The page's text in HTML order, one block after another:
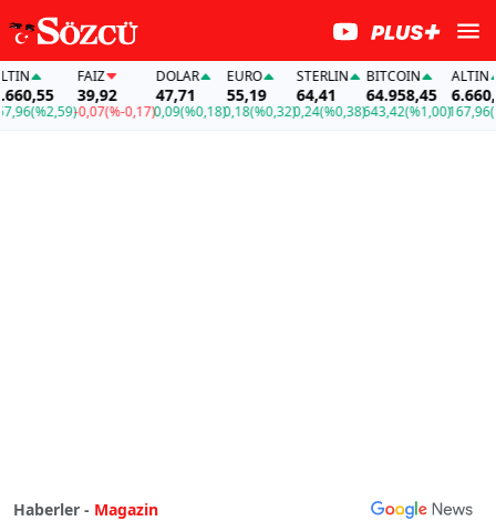
(%2,59)
FAİZ
39,92
-0,07(%-0,17)
DOLAR
47,71
0,09(%0,18)
EURO
55,19
0,18(%0,32)
STERLIN
64,41
0,24(%0,38)
BITCOIN
64.958,45
643,42(%1,00)
ALTIN
6.660,55
167,96
Haberler - Magazin